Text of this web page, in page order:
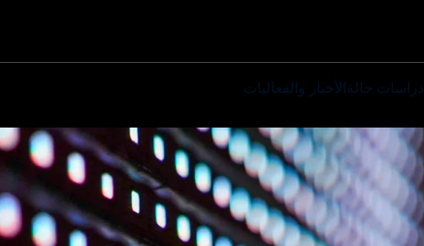
دراسات حالة الأخبار والفعاليات